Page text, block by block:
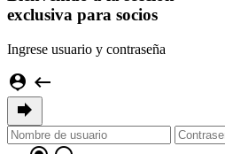
exclusiva para socios
Ingrese usuario y contraseña
person_pin keyboard_backspace
forward